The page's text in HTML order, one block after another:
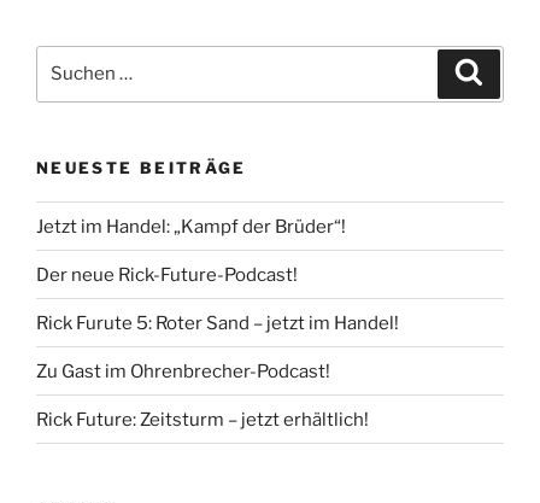
nach:
NEUESTE BEITRÄGE
Jetzt im Handel: „Kampf der Brüder“!
Der neue Rick-Future-Podcast!
Rick Furute 5: Roter Sand – jetzt im Handel!
Zu Gast im Ohrenbrecher-Podcast!
Rick Future: Zeitsturm – jetzt erhältlich!